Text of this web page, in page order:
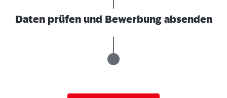
Daten prüfen und Bewerbung absenden